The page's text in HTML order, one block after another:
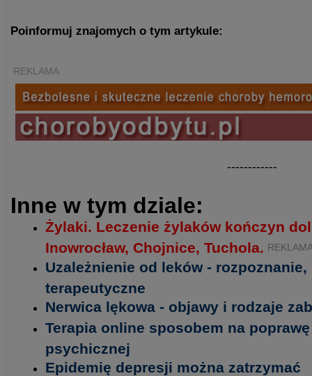
Poinformuj znajomych o tym artykule:
REKLAMA
------------
Inne w tym dziale:
Żylaki. Leczenie żylaków kończyn
Inowrocław, Chojnice, Tuchola.
Uzależnienie od leków -
terapeutyczne
Nerwica lękowa - objawy i rodzaje
Terapia online sposobem na
psychicznej
Epidemię depresji można zatrzymać